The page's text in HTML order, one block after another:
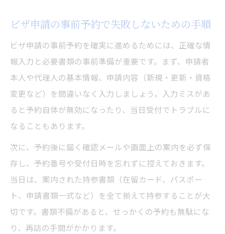
ビザ申請の事前予約で失敗しないための手順
ビザ申請の事前予約を確実に進めるためには、正確な情
報入力と必要書類の事前準備が重要です。まず、申請者
本人や代理人の基本情報、申請内容（新規・更新・資格
変更など）を間違いなく入力しましょう。入力ミスがあ
ると予約自体が無効になったり、当日受付でトラブルに
なることもあります。
次に、予約後に届く確認メールや画面上の案内を必ず保
存し、予約番号や受付日時を忘れずに控えておきます。
当日は、案内された持参書類（在留カード、パスポー
ト、申請書類一式など）を全て揃えて持参することが大
切です。書類不備があると、せっかくの予約も無駄にな
り、再訪の手間がかかります。